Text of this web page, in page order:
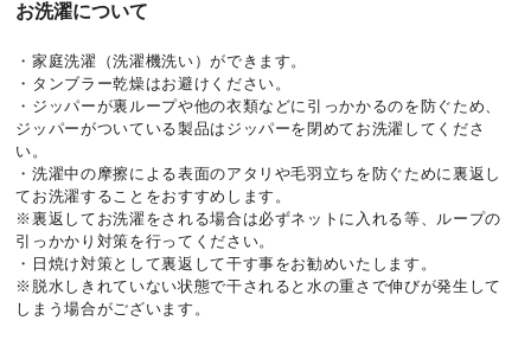
お洗濯について
・家庭洗濯（洗濯機洗い）ができます。
・タンブラー乾燥はお避けください。
・ジッパーが裏ループや他の衣類などに引っかかるのを防ぐため、
ジッパーがついている製品はジッパーを閉めてお洗濯してくださ
い。
・洗濯中の摩擦による表面のアタリや毛羽立ちを防ぐために裏返し
てお洗濯することをおすすめします。
※裏返してお洗濯をされる場合は必ずネットに入れる等、ループの
引っかかり対策を行ってください。
・日焼け対策として裏返して干す事をお勧めいたします。
※脱水しきれていない状態で干されると水の重さで伸びが発生して
しまう場合がございます。